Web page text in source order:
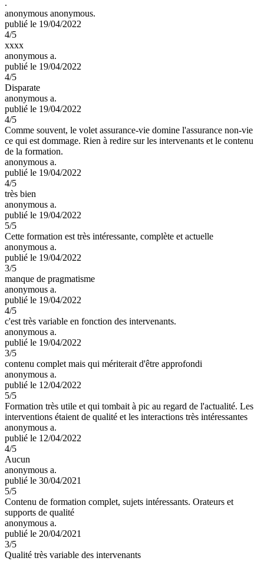
.
anonymous anonymous.
publié le 19/04/2022
4/5
xxxx
anonymous a.
publié le 19/04/2022
4/5
Disparate
anonymous a.
publié le 19/04/2022
4/5
Comme souvent, le volet assurance-vie domine l'assurance non-vie
ce qui est dommage. Rien à redire sur les intervenants et le contenu
de la formation.
anonymous a.
publié le 19/04/2022
4/5
très bien
anonymous a.
publié le 19/04/2022
5/5
Cette formation est très intéressante, complète et actuelle
anonymous a.
publié le 19/04/2022
3/5
manque de pragmatisme
anonymous a.
publié le 19/04/2022
4/5
c'est très variable en fonction des intervenants.
anonymous a.
publié le 19/04/2022
3/5
contenu complet mais qui mériterait d'être approfondi
anonymous a.
publié le 12/04/2022
5/5
Formation très utile et qui tombait à pic au regard de l'actualité. Les
interventions étaient de qualité et les interactions très intéressantes
anonymous a.
publié le 12/04/2022
4/5
Aucun
anonymous a.
publié le 30/04/2021
5/5
Contenu de formation complet, sujets intéressants. Orateurs et
supports de qualité
anonymous a.
publié le 20/04/2021
3/5
Qualité très variable des intervenants